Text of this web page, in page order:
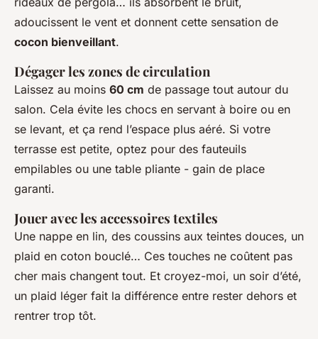
adoucissent le vent et donnent cette sensation de
cocon bienveillant.
Dégager les zones de circulation
Laissez au moins 60 cm de passage tout autour du
salon. Cela évite les chocs en servant à boire ou en
se levant, et ça rend l’espace plus aéré. Si votre
terrasse est petite, optez pour des fauteuils
empilables ou une table pliante - gain de place
garanti.
Jouer avec les accessoires textiles
Une nappe en lin, des coussins aux teintes douces, un
plaid en coton bouclé… Ces touches ne coûtent pas
cher mais changent tout. Et croyez-moi, un soir d’été,
un plaid léger fait la différence entre rester dehors et
rentrer trop tôt.